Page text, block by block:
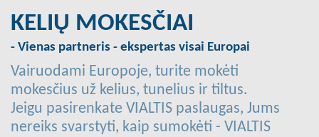
KELIŲ MOKESČIAI
- Vienas partneris - ekspertas visai Europai
Vairuodami Europoje, turite mokėti
mokesčius už kelius, tunelius ir tiltus.
Jeigu pasirenkate VIALTIS paslaugas, Jums
nereiks svarstyti, kaip sumokėti - VIALTIS